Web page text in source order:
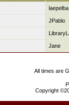
laepelba
JPablo
Jane
All times are
Copyright